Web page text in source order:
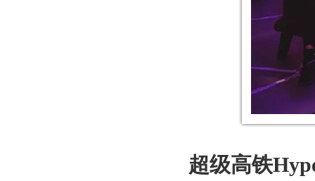
超级高铁